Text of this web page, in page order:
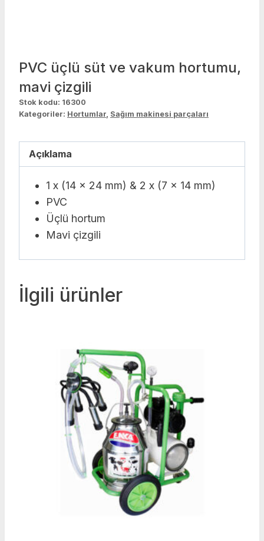
PVC üçlü süt ve vakum hortumu,
mavi çizgili
Stok kodu: 16300
Kategoriler: Hortumlar, Sağım makinesi parçaları
Açıklama
1 x (14 x 24 mm) & 2 x (7 x 14 mm)
PVC
Üçlü hortum
Mavi çizgili
İlgili ürünler